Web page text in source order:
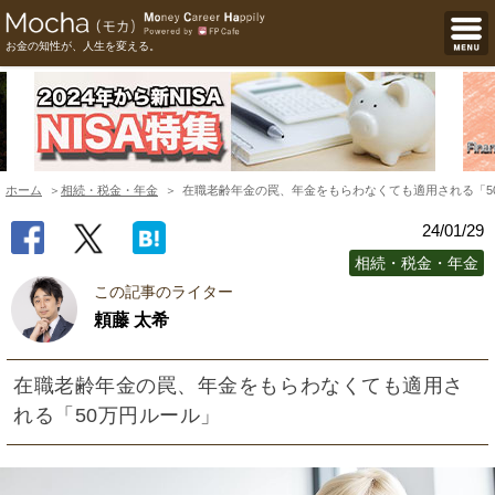
お金の知性が、人生を変える。
ホーム 相続・税金・年金 在職老齢年金の罠、年金をもらわなくても適用される「
24/01/29
相続・税金・年金
この記事のライター
頼藤 太希
在職老齢年金の罠、年金をもらわなくても適用さ
れる「50万円ルール」